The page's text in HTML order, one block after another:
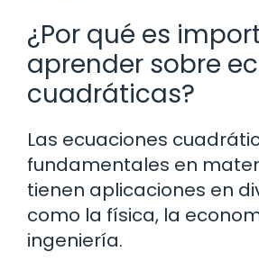
¿Por qué es
aprender sobre
cuadráticas?
Las ecuaciones
fundamentales en
tienen aplicaciones en
como la física, la
ingeniería.